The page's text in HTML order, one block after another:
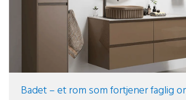
Badet – et rom som fortjener faglig